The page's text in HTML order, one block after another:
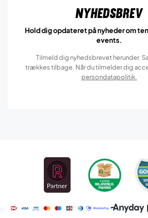
Nyhedsbrev
Hold dig opdateret på nyheder om
events.
Tilmeld dig nyhedsbrevet herunder.
trækkes tilbage. Når du tilmelder dig
persondatapolitik.